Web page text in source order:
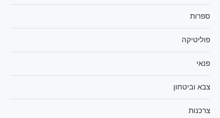
ספרות
פוליטיקה
פנאי
צבא וביטחון
צרכנות